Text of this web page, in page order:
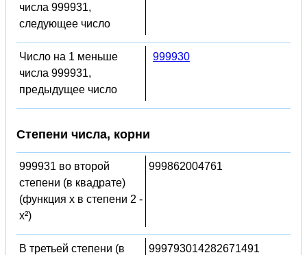
числа 999931,
следующее число
Число на 1 меньше
числа 999931,
предыдущее число
999930
Степени числа, корни
999931 во второй
степени (в квадрате)
(функция x в степени 2 -
x²)
999862004761
В третьей степени (в
999793014282671491